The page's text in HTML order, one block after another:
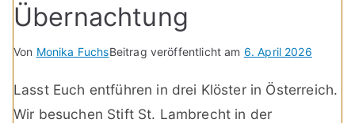
Übernachtung
Von Monika FuchsBeitrag veröffentlicht am 6. April 2026
Lasst Euch entführen in drei Klöster in Österreich.
Wir besuchen Stift St. Lambrecht in der